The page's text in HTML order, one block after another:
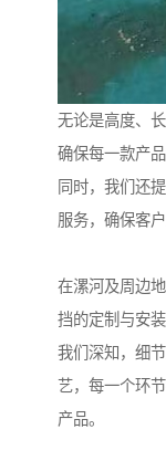
无论是高度、
确保每一款产
同时，我们还
服务，确保客
在漯河及周边
挡的定制与安
我们深知，细
艺，每一个环
产品。